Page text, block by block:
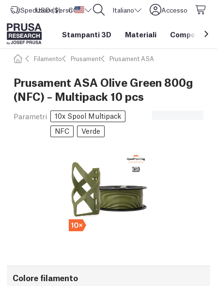
Spedizione verso Stati Uniti d'America
USD ($) CORE One L: Ora disponibile! Italiano Accesso
Stampanti 3D Materiali Componenti
Filamento Prusament Prusament ASA
Prusament ASA Olive Green 800g
(NFC) – Multipack 10 pcs
Parametri
10x Spool Multipack
NFC
Verde
Colore filamento